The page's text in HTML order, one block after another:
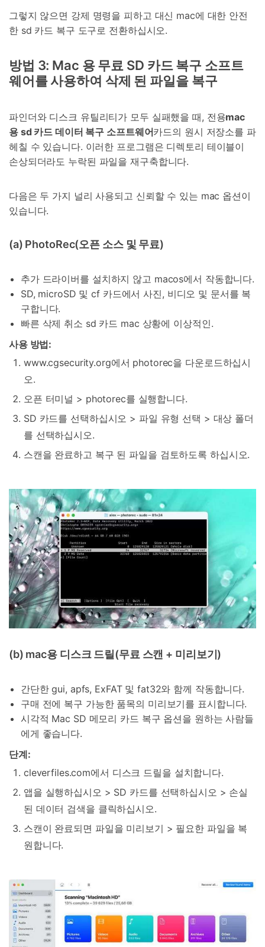
그렇지 않으면 강제 명령을 피하고 대신 mac에 대한 안전
한 sd 카드 복구 도구로 전환하십시오.
방법 3: Mac 용 무료 SD 카드 복구 소프트
웨어를 사용하여 삭제 된 파일을 복구
파인더와 디스크 유틸리티가 모두 실패했을 때, 전용mac
용 sd 카드 데이터 복구 소프트웨어카드의 원시 저장소를 파
헤칠 수 있습니다. 이러한 프로그램은 디렉토리 테이블이
손상되더라도 누락된 파일을 재구축합니다.
다음은 두 가지 널리 사용되고 신뢰할 수 있는 mac 옵션이
있습니다.
(a) PhotoRec(오픈 소스 및 무료)
추가 드라이버를 설치하지 않고 macos에서 작동합니다.
SD, microSD 및 cf 카드에서 사진, 비디오 및 문서를 복
구합니다.
빠른 삭제 취소 sd 카드 mac 상황에 이상적인.
사용 방법:
www.cgsecurity.org에서 photorec을 다운로드하십시
오.
오픈 터미널 > photorec를 실행합니다.
SD 카드를 선택하십시오 > 파일 유형 선택 > 대상 폴더
를 선택하십시오.
스캔을 완료하고 복구 된 파일을 검토하도록 하십시오.
(b) mac용 디스크 드릴(무료 스캔 + 미리보기)
간단한 gui, apfs, ExFAT 및 fat32와 함께 작동합니다.
구매 전에 복구 가능한 품목의 미리보기를 표시합니다.
시각적 Mac SD 메모리 카드 복구 옵션을 원하는 사람들
에게 좋습니다.
단계:
cleverfiles.com에서 디스크 드릴을 설치합니다.
앱을 실행하십시오 > SD 카드를 선택하십시오 > 손실
된 데이터 검색을 클릭하십시오.
스캔이 완료되면 파일을 미리보기 > 필요한 파일을 복
원합니다.
닥터폰으로 휴대폰 안전 관리하기
50M+ 사용자, 17년 이상 신뢰
인공 지능,초보자도 손쉽게 사용 가능
휴대폰 잠금 해제,데이터 복구,전송 및 보안 가능
전문가 추천된 사진 및 동영상 복구,카톡 백업 프로
그램
받기 무료 체험